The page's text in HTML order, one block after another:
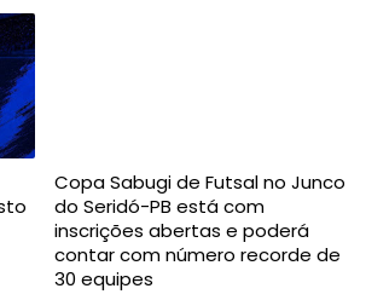
Copa Sabugi de Futsal no Junco
do Seridó-PB está com
inscrições abertas e poderá
contar com número recorde de
30 equipes